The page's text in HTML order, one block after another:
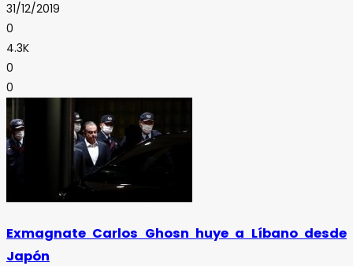
31/12/2019
0
4.3K
0
0
Exmagnate Carlos Ghosn huye a Líbano desde
Japón